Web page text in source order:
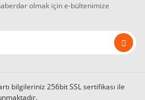
olmak için e-bültenimize
bilgileriniz 256bit SSL sertifikası ile